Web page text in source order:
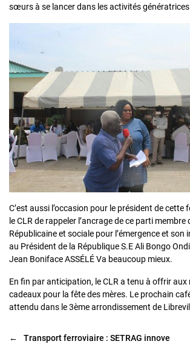
sœurs à se lancer dans les activités génératrices
C’est aussi l’occasion pour le président de
le CLR de rappeler l’ancrage de ce parti membre
Républicaine et sociale pour l’émergence et son
au Président de la République S.E Ali Bongo
Jean Boniface ASSÉLÉ Va beaucoup mieux.
En fin par anticipation, le CLR a tenu à offrir aux
cadeaux pour la fête des mères. Le prochain
attendu dans le 3ème arrondissement de
← Transport ferroviaire : SETRAG innove